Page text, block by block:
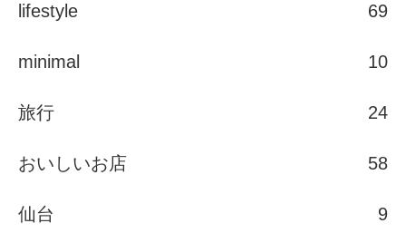
lifestyle 69
minimal 10
旅行 24
おいしいお店 58
仙台 9